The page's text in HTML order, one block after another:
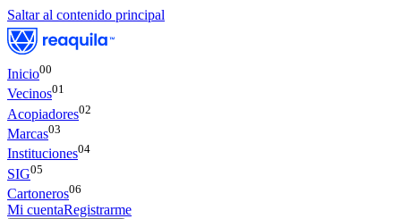
Saltar al contenido principal
Inicio00
Vecinos01
Acopiadores02
Marcas03
Instituciones04
SIG05
Cartoneros06
Mi cuentaRegistrarme